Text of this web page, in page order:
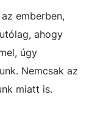
emberben,
ahogy
úgy
Nemcsak az
miatt is.